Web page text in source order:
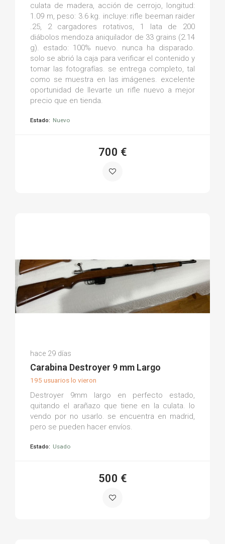
culata de madera, acción de cerrojo, longitud:
1.09 m, peso: 3.6 kg. incluye: rifle beeman raider
.25, 2 cargadores rotativos, 1 lata de 200
diábolos mendoza aniquilador de 33 grains (2.14
g). estado: 100% nuevo. nunca ha disparado.
solo se abrió la caja para verificar el contenido y
tomar las fotografías. se entrega completo, tal
como se muestra en las imágenes. excelente
oportunidad de llevarte un rifle nuevo a mejor
precio que en tienda.
Estado: Nuevo
700 €
Alejandro L.
hace 29 días
Carabina Destroyer 9 mm Largo
195 usuarios lo vieron
Destroyer 9mm largo en perfecto estado,
quitando el arañazo que tiene en la culata. lo
vendo por no usarlo. se encuentra en madrid,
pero se pueden hacer envíos.
Estado: Usado
500 €